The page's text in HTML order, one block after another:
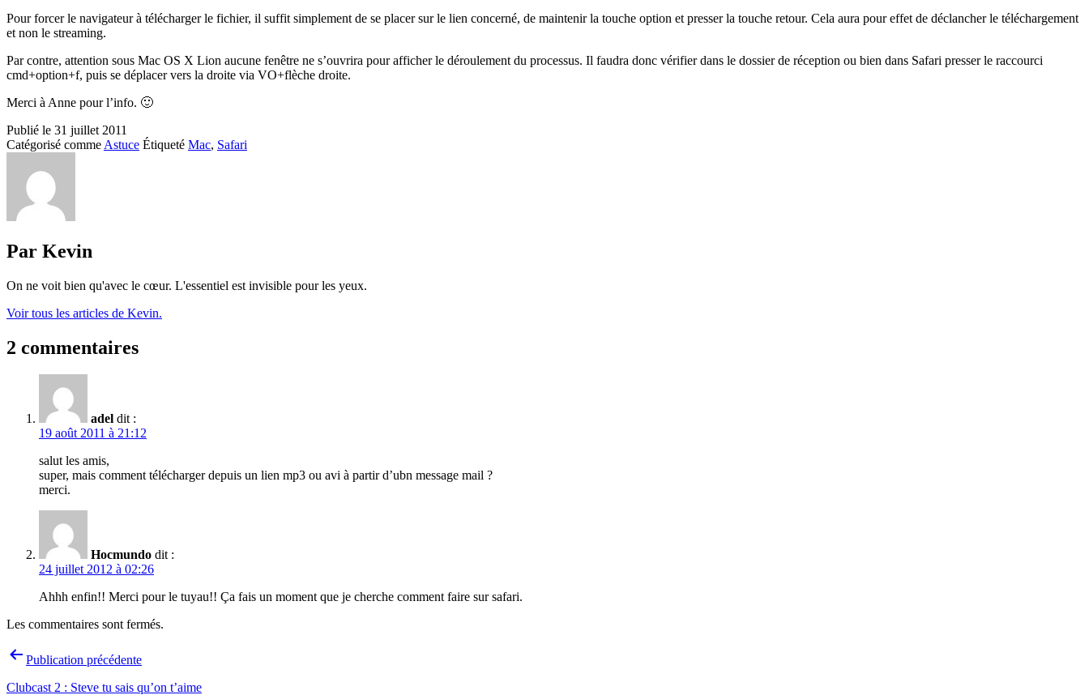
Pour forcer le navigateur à télécharger le fichier, il suffit simplement de se placer sur le lien concerné, de maintenir la touche option et presser la touche retour. Cela aura pour effet de déclancher le téléchargement
et non le streaming.
Par contre, attention sous Mac OS X Lion aucune fenêtre ne s’ouvrira pour afficher le déroulement du processus. Il faudra donc vérifier dans le dossier de réception ou bien dans Safari presser le raccourci
cmd+option+f, puis se déplacer vers la droite via VO+flèche droite.
Merci à Anne pour l’info. 🙂
Publié le 31 juillet 2011
Catégorisé comme Astuce Étiqueté Mac, Safari
Par Kevin
On ne voit bien qu'avec le cœur. L'essentiel est invisible pour les yeux.
Voir tous les articles de Kevin.
2 commentaires
adel dit :
19 août 2011 à 21:12
salut les amis,
super, mais comment télécharger depuis un lien mp3 ou avi à partir d’ubn message mail ?
merci.
Hocmundo dit :
24 juillet 2012 à 02:26
Ahhh enfin!! Merci pour le tuyau!! Ça fais un moment que je cherche comment faire sur safari.
Les commentaires sont fermés.
Navigation
Publication précédente
Clubcast 2 : Steve tu sais qu’on t’aime